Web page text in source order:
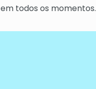
em todos os momentos.